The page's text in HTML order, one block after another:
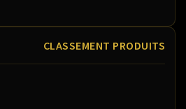
CLASSEMENT PRODUITS